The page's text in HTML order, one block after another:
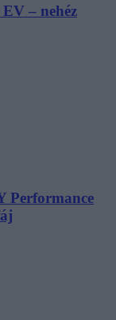
– nehéz
Performance